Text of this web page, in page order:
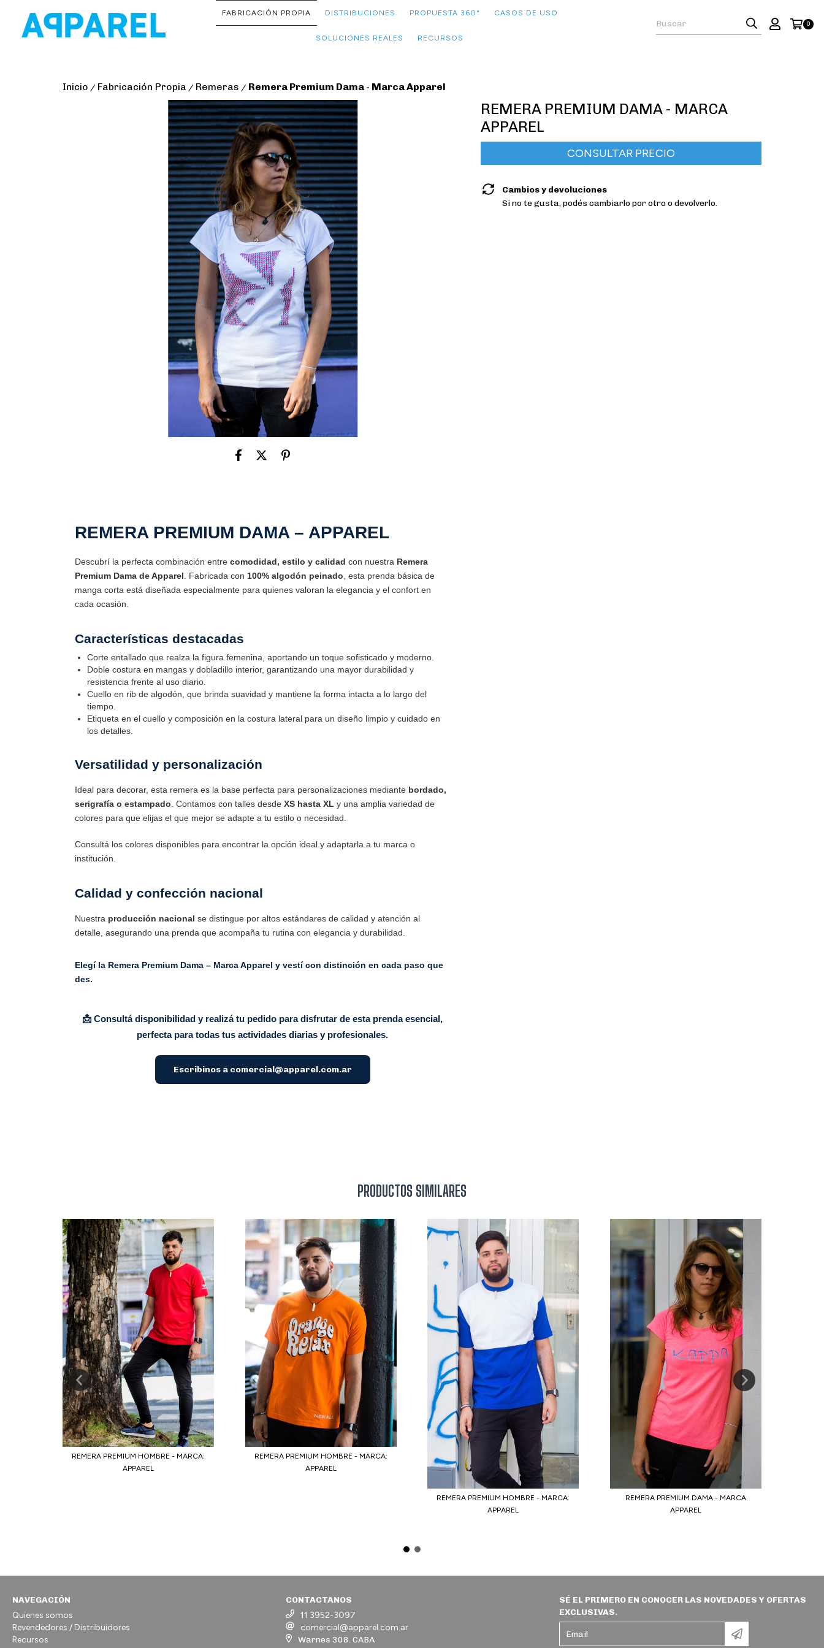
FABRICACIÓN PROPIA DISTRIBUCIONES PROPUESTA 360° CASOS DE USO
SOLUCIONES REALES RECURSOS
0
Inicio / Fabricación Propia / Remeras / Remera Premium Dama - Marca Apparel
REMERA PREMIUM DAMA – APPAREL
Descubrí la perfecta combinación entre comodidad, estilo y calidad con nuestra Remera
Premium Dama de Apparel. Fabricada con 100% algodón peinado, esta prenda básica de
manga corta está diseñada especialmente para quienes valoran la elegancia y el confort en
cada ocasión.
Características destacadas
Corte entallado que realza la figura femenina, aportando un toque sofisticado y moderno.
Doble costura en mangas y dobladillo interior, garantizando una mayor durabilidad y
resistencia frente al uso diario.
Cuello en rib de algodón, que brinda suavidad y mantiene la forma intacta a lo largo del
tiempo.
Etiqueta en el cuello y composición en la costura lateral para un diseño limpio y cuidado en
los detalles.
Versatilidad y personalización
Ideal para decorar, esta remera es la base perfecta para personalizaciones mediante bordado,
serigrafía o estampado. Contamos con talles desde XS hasta XL y una amplia variedad de
colores para que elijas el que mejor se adapte a tu estilo o necesidad.
Consultá los colores disponibles para encontrar la opción ideal y adaptarla a tu marca o
institución.
Calidad y confección nacional
Nuestra producción nacional se distingue por altos estándares de calidad y atención al
detalle, asegurando una prenda que acompaña tu rutina con elegancia y durabilidad.
Elegí la Remera Premium Dama – Marca Apparel y vestí con distinción en cada paso que
des.
📩 Consultá disponibilidad y realizá tu pedido para disfrutar de esta prenda esencial,
perfecta para todas tus actividades diarias y profesionales.
Escribinos a comercial@apparel.com.ar
REMERA PREMIUM DAMA - MARCA
APPAREL
Cambios y devoluciones
Si no te gusta, podés cambiarlo por otro o devolverlo.
PRODUCTOS SIMILARES
REMERA PREMIUM HOMBRE - MARCA:
APPAREL
REMERA PREMIUM HOMBRE - MARCA:
APPAREL
REMERA PREMIUM HOMBRE - MARCA:
APPAREL
REMERA PREMIUM DAMA - MARCA
APPAREL
NAVEGACIÓN
Quienes somos
Revendedores / Distribuidores
Recursos
CONTACTANOS
11 3952-3097
comercial@apparel.com.ar
Warnes 308. CABA
SÉ EL PRIMERO EN CONOCER LAS NOVEDADES Y OFERTAS
EXCLUSIVAS.